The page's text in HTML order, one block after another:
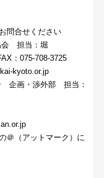
問合せください
会 担当：堀
708-3725
画・渉外部 担当：
アットマーク）に